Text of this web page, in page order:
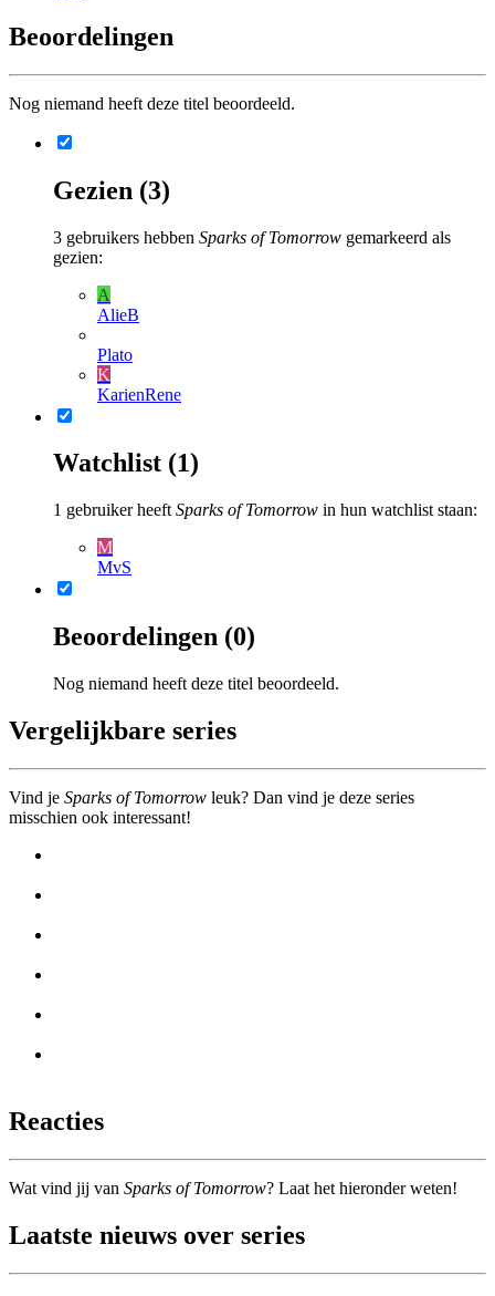
Beoordelingen
Nog niemand heeft deze titel beoordeeld.
Gezien (3)
3 gebruikers hebben Sparks of Tomorrow gemarkeerd als
gezien:
A
AlieB
Plato
K
KarienRene
Watchlist (1)
1 gebruiker heeft Sparks of Tomorrow in hun watchlist staan:
M
MvS
Beoordelingen (0)
Nog niemand heeft deze titel beoordeeld.
Vergelijkbare series
Vind je Sparks of Tomorrow leuk? Dan vind je deze series
misschien ook interessant!
Reacties
Wat vind jij van Sparks of Tomorrow? Laat het hieronder weten!
Laatste nieuws over series